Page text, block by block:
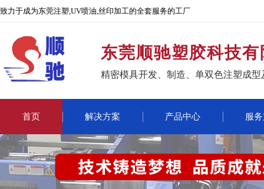
致力于成为东莞注塑,UV喷油,丝印加工的全套服务的工厂
东莞顺驰塑胶科技
精密模具开发、制造、单双色注塑成
首页 解决方案 产品中心 服